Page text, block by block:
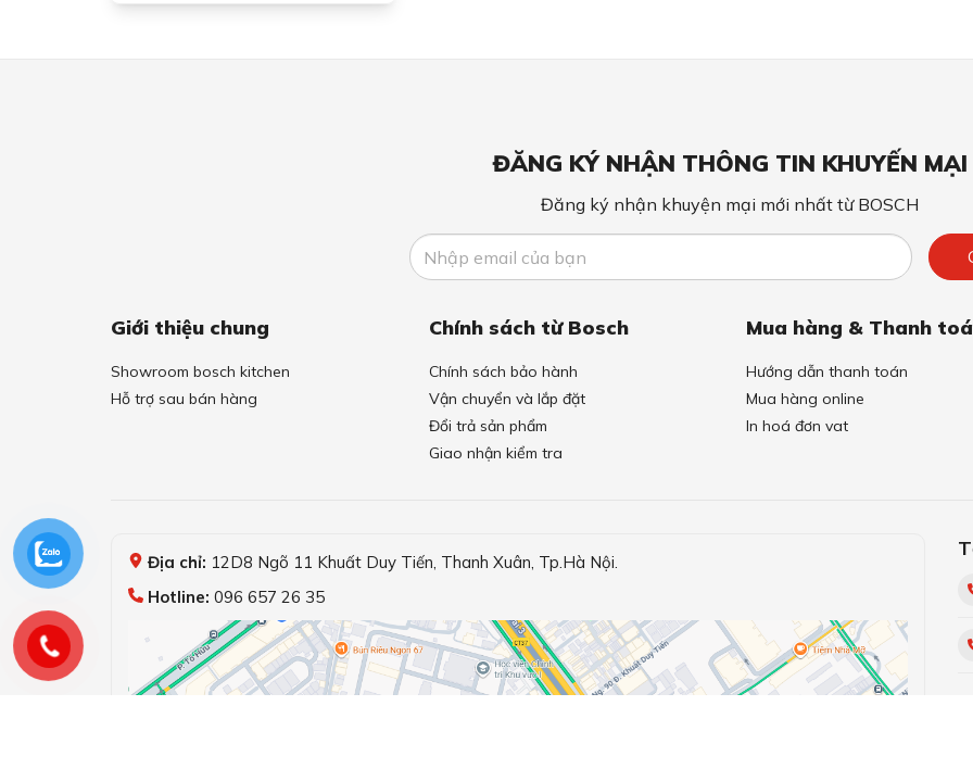
ĐĂNG KÝ NHẬN THÔNG TIN KHUYẾN MẠI
Đăng ký nhận khuyện mại mới nhất từ BOSCH
Giới thiệu chung
Showroom bosch kitchen
Hỗ trợ sau bán hàng
Chính sách từ Bosch
Chính sách bảo hành
Vận chuyển và lắp đặt
Đổi trả sản phẩm
Giao nhận kiểm tra
Mua hàng & Thanh
Hướng dẫn thanh toán
Mua hàng online
In hoá đơn vat
Địa chỉ: 12D8 Ngõ 11 Khuất Duy Tiến, Thanh Xuân, Tp.Hà Nội.
Hotline: 096 657 26 35